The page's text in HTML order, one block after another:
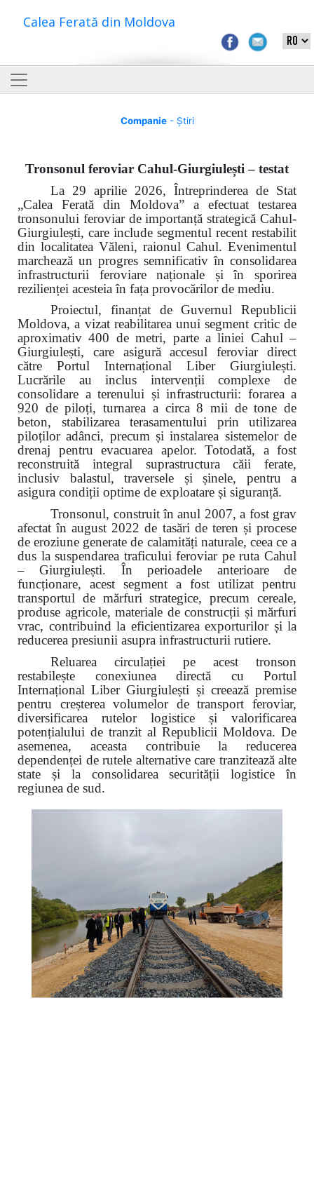
Calea Ferată din Moldova
Companie- Știri
Tronsonul feroviar Cahul-Giurgiulești – testat
La 29 aprilie 2026, Întreprinderea de Stat
„Calea Ferată din Moldova” a efectuat testarea
tronsonului feroviar de importanță strategică Cahul-
Giurgiulești, care include segmentul recent restabilit
din localitatea Văleni, raionul Cahul. Evenimentul
marchează un progres semnificativ în consolidarea
infrastructurii feroviare naționale și în sporirea
rezilienței acesteia în fața provocărilor de mediu.
Proiectul, finanțat de Guvernul Republicii
Moldova, a vizat reabilitarea unui segment critic de
aproximativ 400 de metri, parte a liniei Cahul –
Giurgiulești, care asigură accesul feroviar direct
către Portul Internațional Liber Giurgiulești.
Lucrările au inclus intervenții complexe de
consolidare a terenului și infrastructurii: forarea a
920 de piloți, turnarea a circa 8 mii de tone de
beton, stabilizarea terasamentului prin utilizarea
piloților adânci, precum și instalarea sistemelor de
drenaj pentru evacuarea apelor. Totodată, a fost
reconstruită integral suprastructura căii ferate,
inclusiv balastul, traversele și șinele, pentru a
asigura condiții optime de exploatare și siguranță.
Tronsonul, construit în anul 2007, a fost grav
afectat în august 2022 de tasări de teren și procese
de eroziune generate de calamități naturale, ceea ce a
dus la suspendarea traficului feroviar pe ruta Cahul
– Giurgiulești. În perioadele anterioare de
funcționare, acest segment a fost utilizat pentru
transportul de mărfuri strategice, precum cereale,
produse agricole, materiale de construcții și mărfuri
vrac, contribuind la eficientizarea exporturilor și la
reducerea presiunii asupra infrastructurii rutiere.
Reluarea circulației pe acest tronson
restabilește conexiunea directă cu Portul
Internațional Liber Giurgiulești și creează premise
pentru creșterea volumelor de transport feroviar,
diversificarea rutelor logistice și valorificarea
potențialului de tranzit al Republicii Moldova. De
asemenea, aceasta contribuie la reducerea
dependenței de rutele alternative care tranzitează alte
state și la consolidarea securității logistice în
regiunea de sud.